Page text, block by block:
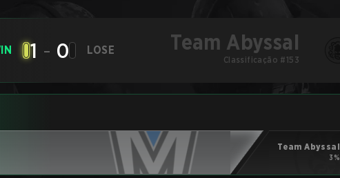
1 - 0 LOSE Team Abyssal
Classificação #153
Team Abyssal
3%